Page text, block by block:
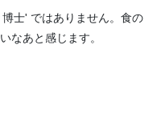
士' ではありません。食の
なあと感じます。